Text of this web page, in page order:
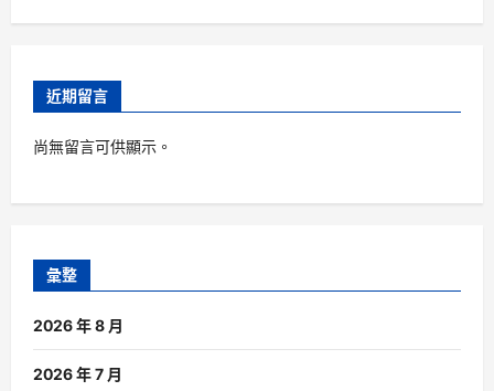
近期留言
尚無留言可供顯示。
彙整
2026 年 8 月
2026 年 7 月